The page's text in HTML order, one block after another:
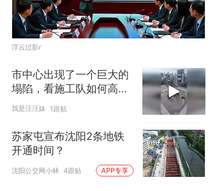
浮云过影r
市中心出现了一个巨大的
塌陷，看施工队如何高效
修复？
我是汪汪妹 1跟贴
苏家屯宣布沈阳2条地铁
开通时间？
沈阳公交网小林 4跟贴 APP专享